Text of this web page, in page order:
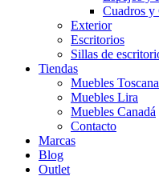
Cuadros y
Exterior
Escritorios
Sillas de
Tiendas
Muebles Toscana
Muebles Lira
Muebles Canadá
Contacto
Marcas
Blog
Outlet